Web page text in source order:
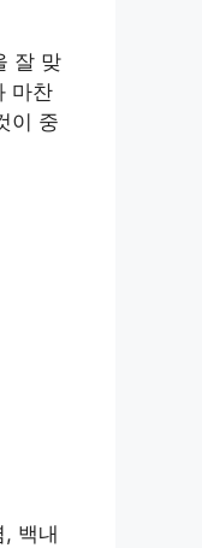
잘 맞
마찬
이 중
백내